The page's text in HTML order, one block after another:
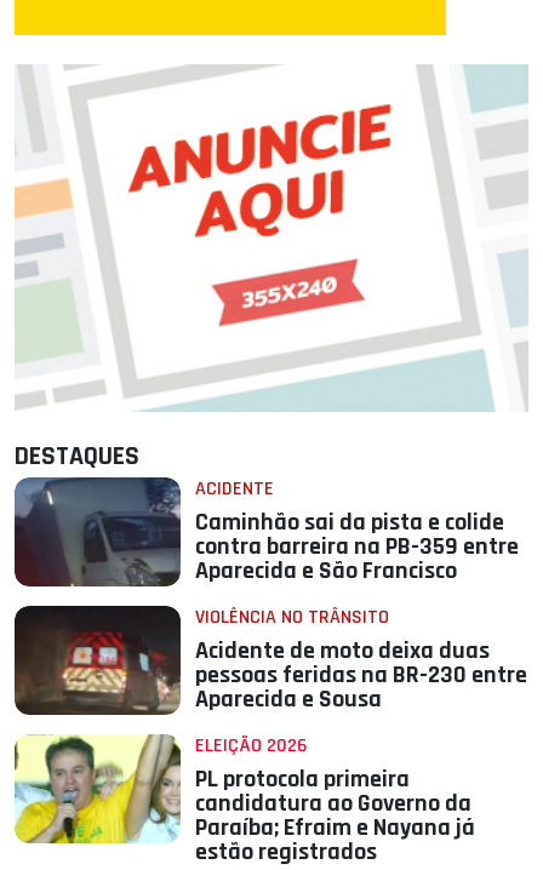
DESTAQUES
ACIDENTE
Caminhão sai da pista e colide
contra barreira na PB-359 entre
Aparecida e São Francisco
VIOLÊNCIA NO TRÂNSITO
Acidente de moto deixa duas
pessoas feridas na BR-230 entre
Aparecida e Sousa
ELEIÇÃO 2026
PL protocola primeira
candidatura ao Governo da
Paraíba; Efraim e Nayana já
estão registrados